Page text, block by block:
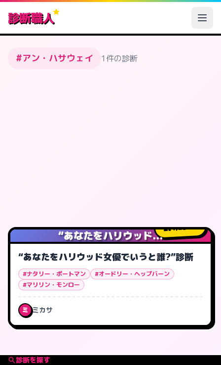
診断職人
#アン・ハサウェイ 1件の診断
“あなたをハリウッド...
4,234人
“あなたをハリウッド女優でいうと誰?”診断
#ナタリー・ポートマン
#オードリー・ヘップバーン
#マリリン・モンロー
ミ ミカサ
診断を探す